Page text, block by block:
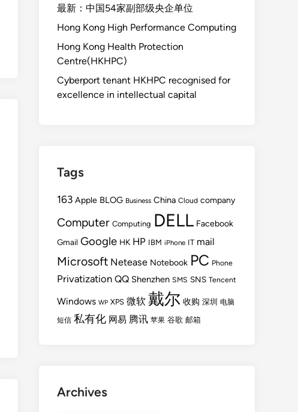
最新：中国54家副部级央企单位
Hong Kong High Performance Computing
Hong Kong Health Protection
Centre(HKHPC)
Cyberport tenant HKHPC recognised for
excellence in intellectual capital
Tags
163 Apple BLOG Business China Cloud company
Computer Computing DELL Facebook
Gmail Google HK HP IBM iPhone IT mail
Microsoft Netease Notebook PC Phone
Privatization QQ Shenzhen SMS SNS Tencent
Windows WP XPS 微软 戴尔 收购 深圳 电脑
短信 私有化 网易 腾讯 苹果 谷歌 邮箱
Archives